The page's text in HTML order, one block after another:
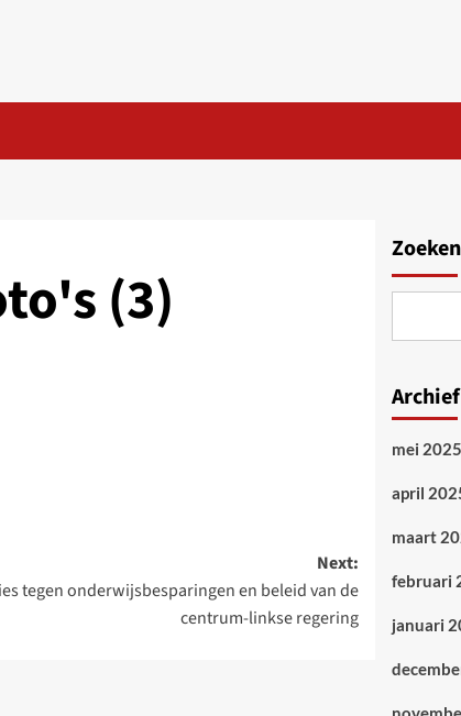
(3)
Next:
tegen onderwijsbesparingen en beleid van de
centrum-linkse regering
Zoeken
Archief
mei 2025
april
maart
februari
januari